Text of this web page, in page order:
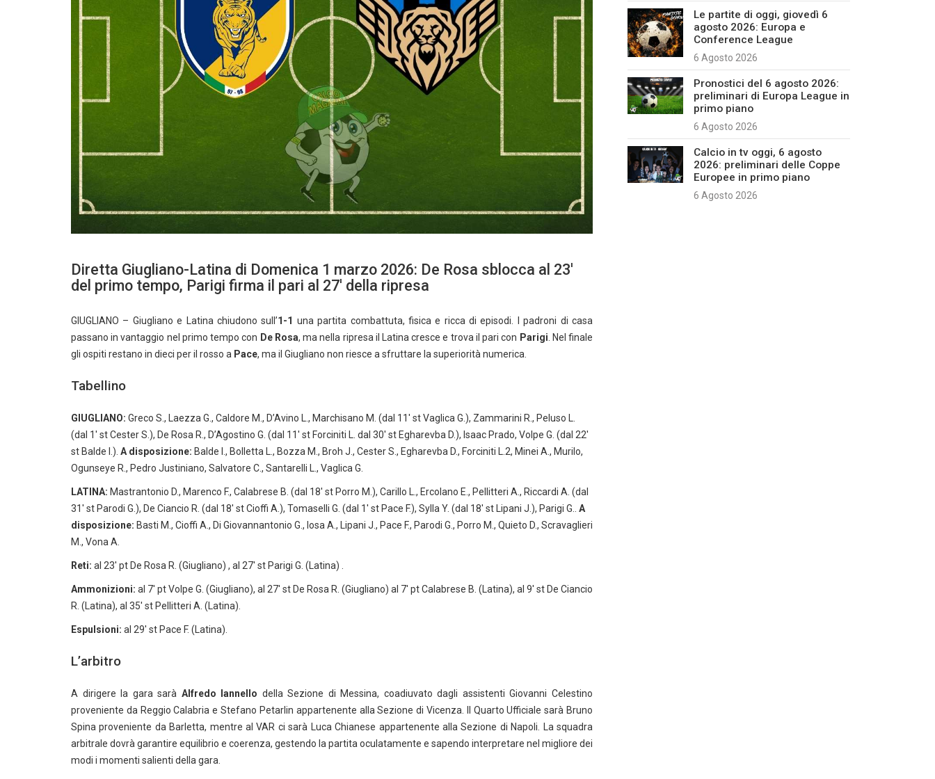
Diretta Giugliano-Latina di Domenica 1 marzo 2026: De Rosa sblocca al 23′
del primo tempo, Parigi firma il pari al 27′ della ripresa
GIUGLIANO – Giugliano e Latina chiudono sull’1-1 una partita combattuta, fisica e ricca di episodi. I padroni di casa
passano in vantaggio nel primo tempo con De Rosa, ma nella ripresa il Latina cresce e trova il pari con Parigi . Nel finale
gli ospiti restano in dieci per il rosso a Pace, ma il Giugliano non riesce a sfruttare la superiorità numerica.
Tabellino
GIUGLIANO: Greco S., Laezza G., Caldore M., D’Avino L., Marchisano M. (dal 11′ st Vaglica G.), Zammarini R., Peluso L.
(dal 1′ st Cester S.), De Rosa R., D’Agostino G. (dal 11′ st Forciniti L. dal 30′ st Egharevba D.), Isaac Prado, Volpe G. (dal 22′
st Balde I.). A disposizione: Balde I., Bolletta L., Bozza M., Broh J., Cester S., Egharevba D., Forciniti L.2, Minei A., Murilo,
Ogunseye R., Pedro Justiniano, Salvatore C., Santarelli L., Vaglica G.
LATINA: Mastrantonio D., Marenco F., Calabrese B. (dal 18′ st Porro M.), Carillo L., Ercolano E., Pellitteri A., Riccardi A. (dal
31′ st Parodi G.), De Ciancio R. (dal 18′ st Cioffi A.), Tomaselli G. (dal 1′ st Pace F.), Sylla Y. (dal 18′ st Lipani J.), Parigi G.. A
disposizione: Basti M., Cioffi A., Di Giovannantonio G., Iosa A., Lipani J., Pace F., Parodi G., Porro M., Quieto D., Scravaglieri
M., Vona A.
Reti: al 23′ pt De Rosa R. (Giugliano) , al 27′ st Parigi G. (Latina) .
Ammonizioni: al 7′ pt Volpe G. (Giugliano), al 27′ st De Rosa R. (Giugliano) al 7′ pt Calabrese B. (Latina), al 9′ st De Ciancio
R. (Latina), al 35′ st Pellitteri A. (Latina).
Espulsioni: al 29′ st Pace F. (Latina).
L’arbitro
A dirigere la gara sarà Alfredo Iannello della Sezione di Messina, coadiuvato dagli assistenti Giovanni Celestino
proveniente da Reggio Calabria e Stefano Petarlin appartenente alla Sezione di Vicenza. Il Quarto Ufficiale sarà Bruno
Spina proveniente da Barletta, mentre al VAR ci sarà Luca Chianese appartenente alla Sezione di Napoli. La squadra
arbitrale dovrà garantire equilibrio e coerenza, gestendo la partita oculatamente e sapendo interpretare nel migliore dei
modi i momenti salienti della gara.
Le partite di oggi, giovedì 6
agosto 2026: Europa e
Conference League
6 Agosto 2026
Pronostici del 6 agosto 2026:
preliminari di Europa League in
primo piano
6 Agosto 2026
Calcio in tv oggi, 6 agosto
2026: preliminari delle Coppe
Europee in primo piano
6 Agosto 2026